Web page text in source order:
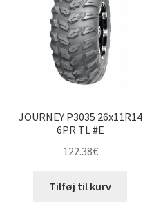
JOURNEY P3035 26x11R14
6PR TL #E
122.38€
Tilføj til kurv